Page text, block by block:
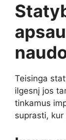
Teisinga
ilgesnį jos
tinkamus
suprasti,